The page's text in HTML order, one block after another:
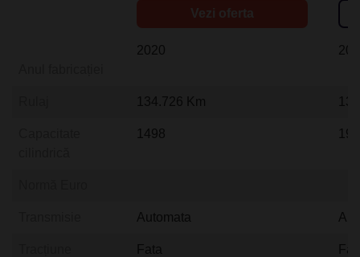
Vezi oferta
2020
134.726 Km
1498
Automata
Fata